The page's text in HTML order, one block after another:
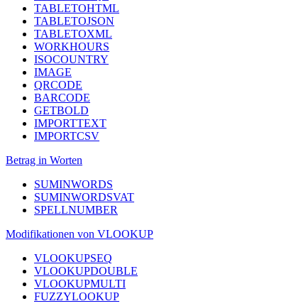
TABLETOHTML
TABLETOJSON
TABLETOXML
WORKHOURS
ISOCOUNTRY
IMAGE
QRCODE
BARCODE
GETBOLD
IMPORTTEXT
IMPORTCSV
Betrag in Worten
SUMINWORDS
SUMINWORDSVAT
SPELLNUMBER
Modifikationen von VLOOKUP
VLOOKUPSEQ
VLOOKUPDOUBLE
VLOOKUPMULTI
FUZZYLOOKUP